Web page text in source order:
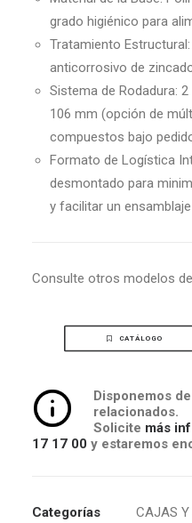
grado higiénico para
Tratamiento
anticorrosivo de
Sistema de Rodadura:
106 mm (opción de
compuestos bajo
Formato de Logística
desmontado para
y facilitar un
Consulte otros modelos de
CATÁLOGO
Disponemos
relacionados.
Solicite más
17 17 00 y estaremos
Categorías CAJAS Y